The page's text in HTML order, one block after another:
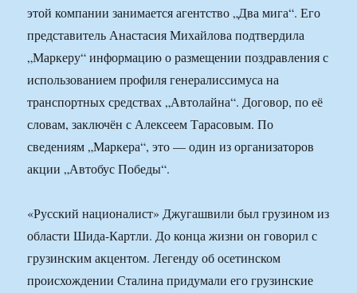
этой компании занимается агентство „Два мига“. Его
представитель Анастасия Михайлова подтвердила
„Маркеру“ информацию о размещении поздравления с
использованием профиля генералиссимуса на
транспортных средствах „Автолайна“. Договор, по её
словам, заключён с Алексеем Тарасовым. По
сведениям „Маркера“, это — один из организаторов
акции „Автобус Победы“.
«Русский националист» Джугашвили был грузином из
области Шида-Картли. До конца жизни он говорил с
грузинским акцентом. Легенду об осетинском
происхождении Сталина придумали его грузинские